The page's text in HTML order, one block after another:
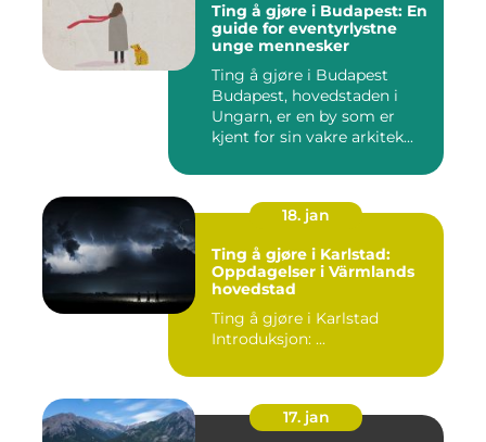
Ting å gjøre i Budapest: En
guide for eventyrlystne
unge mennesker
Ting å gjøre i Budapest
Budapest, hovedstaden i
Ungarn, er en by som er
kjent for sin vakre arkitek...
18. jan
Ting å gjøre i Karlstad:
Oppdagelser i Värmlands
hovedstad
Ting å gjøre i Karlstad
Introduksjon: ...
17. jan